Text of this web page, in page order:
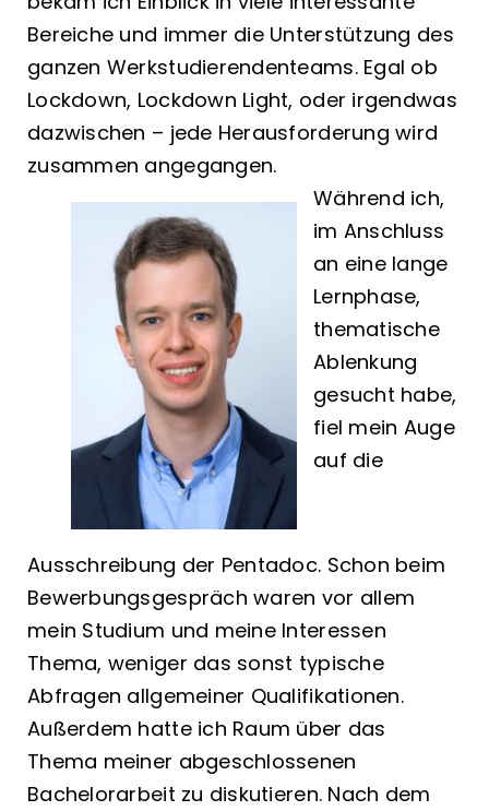
Bereiche und immer die Unterstützung des
ganzen Werkstudierendenteams. Egal ob
Lockdown, Lockdown Light, oder irgendwas
dazwischen – jede Herausforderung wird
zusammen angegangen.
Während ich,
im Anschluss
an eine lange
Lernphase,
thematische
Ablenkung
gesucht habe,
fiel mein Auge
auf die
Ausschreibung der Pentadoc. Schon beim
Bewerbungsgespräch waren vor allem
mein Studium und meine Interessen
Thema, weniger das sonst typische
Abfragen allgemeiner Qualifikationen.
Außerdem hatte ich Raum über das
Thema meiner abgeschlossenen
Bachelorarbeit zu diskutieren. Nach dem